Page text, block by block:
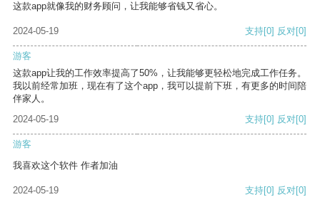
这款app就像我的财务顾问，让我能够省钱又省心。
2024-05-19 支持[0] 反对[0]
游客
这款app让我的工作效率提高了50%，让我能够更轻松地完成工作任务。
我以前经常加班，现在有了这个app，我可以提前下班，有更多的时间陪
伴家人。
2024-05-19
支持[0] 反对[0]
游客
我喜欢这个软件 作者加油
2024-05-19 支持[0] 反对[0]